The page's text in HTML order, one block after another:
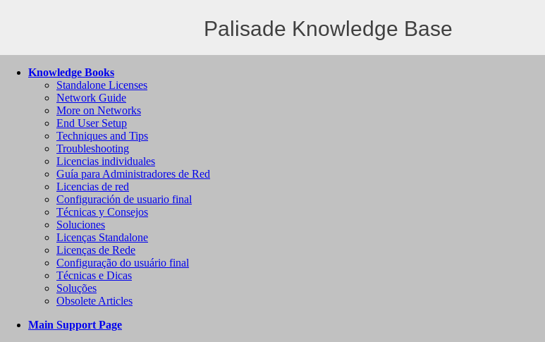
Palisade Knowledge Base
Knowledge Books
Standalone Licenses
Network Guide
More on Networks
End User Setup
Techniques and Tips
Troubleshooting
Licencias individuales
Guía para Administradores de Red
Licencias de red
Configuración de usuario final
Técnicas y Consejos
Soluciones
Licenças Standalone
Licenças de Rede
Configuração do usuário final
Técnicas e Dicas
Soluções
Obsolete Articles
Main Support Page